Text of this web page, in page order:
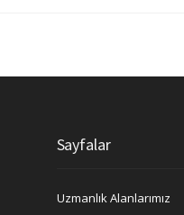
Sayfalar
Uzmanlık Alanlarımız